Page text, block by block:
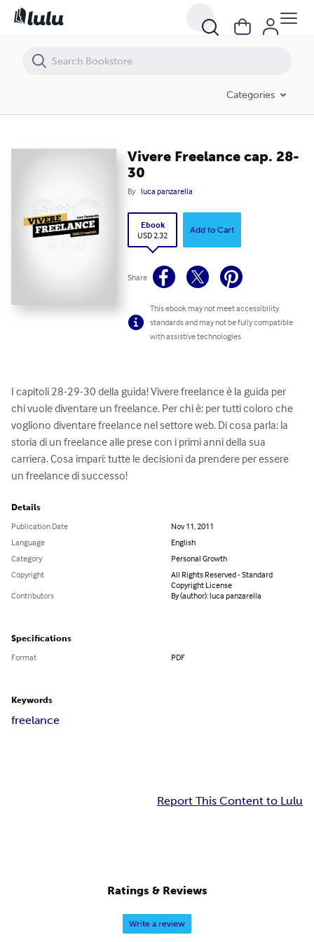
Categories
Vivere Freelance cap. 28-
30
By luca panzarella
Ebook
USD 2.32
Add to Cart
Share
This ebook may not meet accessibility
standards and may not be fully compatible
with assistive technologies.
I capitoli 28-29-30 della guida! Vivere freelance è la guida per
chi vuole diventare un freelance. Per chi è: per tutti coloro che
vogliono diventare freelance nel settore web. Di cosa parla: la
storia di un freelance alle prese con i primi anni della sua
carriera. Cosa impari: tutte le decisioni da prendere per essere
un freelance di successo!
Details
Publication Date
Nov 11, 2011
Language
English
Category
Personal Growth
Copyright
All Rights Reserved - Standard
Copyright License
Contributors
By (author): luca panzarella
Specifications
Format PDF
Keywords
freelance
Report This Content to Lulu
Ratings & Reviews
Write a review
Vivere Freelance cap. 28-30